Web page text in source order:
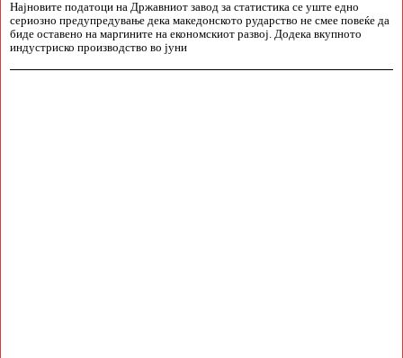
Најновите податоци на Државниот завод за статистика се уште едно
сериозно предупредување дека македонското рударство не смее повеќе да
биде оставено на маргините на економскиот развој. Додека вкупното
индустриско производство во јуни